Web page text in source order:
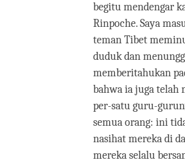
begitu mendengar
Rinpoche. Saya
teman Tibet
duduk dan
memberitahukan
bahwa ia juga telah
per-satu guru-
semua orang: ini
nasihat mereka di
mereka selalu